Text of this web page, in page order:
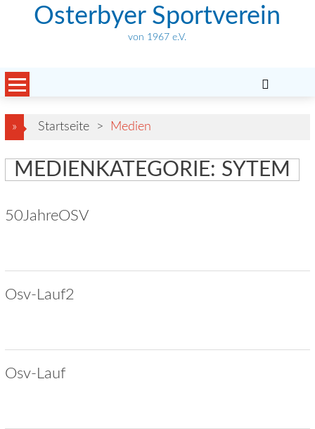
Osterbyer Sportverein
von 1967 e.V.
» Startseite > Medien
MEDIENKATEGORIE: SYTEM
50JahreOSV
Osv-Lauf2
Osv-Lauf